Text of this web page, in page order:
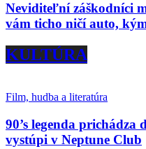
Neviditeľní záškodníci
vám ticho ničí auto,
KULTÚRA
Film, hudba a literatúra
90’s legenda
vystúpi v Neptune Club